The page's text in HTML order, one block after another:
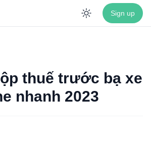
Enable
Sign up
thuế trước bạ xe
nhanh 2023